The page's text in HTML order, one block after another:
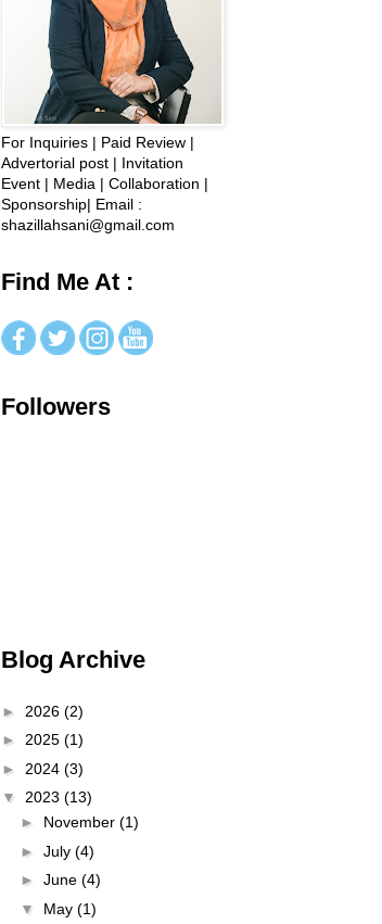
For Inquiries | Paid Review |
Advertorial post | Invitation
Event | Media | Collaboration |
Sponsorship| Email :
shazillahsani@gmail.com
Find Me At :
Followers
Blog Archive
► 2026 (2)
► 2025 (1)
► 2024 (3)
▼ 2023 (13)
► November (1)
► July (4)
► June (4)
▼ May (1)